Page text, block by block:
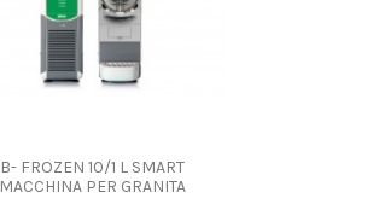
B- FROZEN 10/1 L SMART
MACCHINA PER GRANITA